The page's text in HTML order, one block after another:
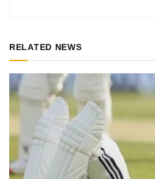
RELATED NEWS